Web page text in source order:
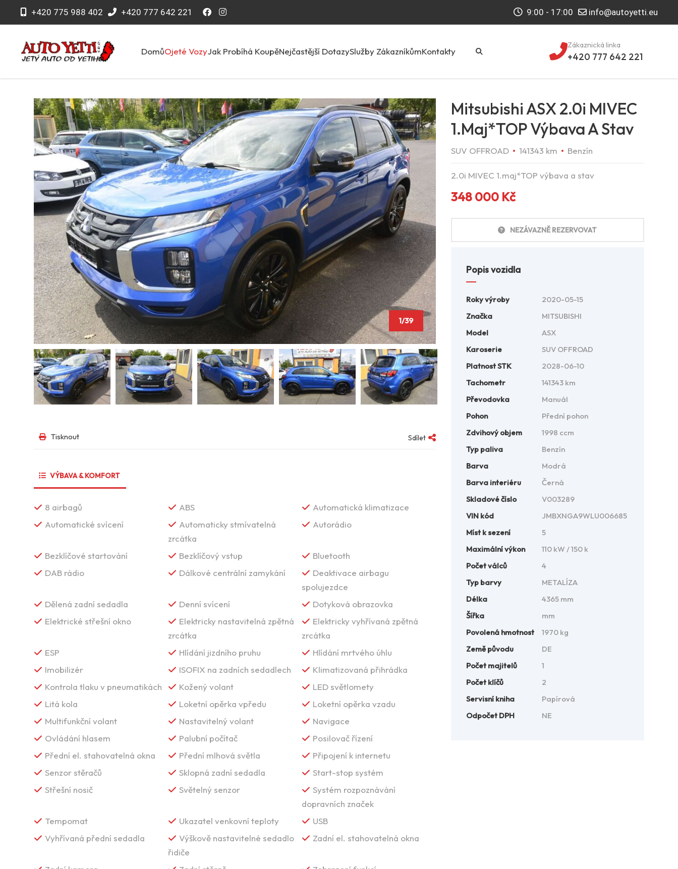
+420 775 988 402 +420 777 642 221 9:00 - 17:00 info@autoyetti.eu
DomůOjeté VozyJak Probíhá KoupěNejčastější DotazySlužby ZákazníkůmKontakty
Zákaznická linka
+420 777 642 221
1/39
Tisknout Sdílet
VÝBAVA & KOMFORT
8 airbagů ABS
Automatická klimatizace
Automatické svícení
Automaticky stmívatelná
zrcátka
Autorádio
Bezklíčové startování Bezklíčový vstup
Bluetooth
DAB rádio
Dálkové centrální zamykání
Deaktivace airbagu
spolujezdce
Dělená zadní sedadla
Denní svícení
Dotyková obrazovka
Elektrické střešní okno
Elektricky nastavitelná zpětná
zrcátka
Elektricky vyhřívaná zpětná
zrcátka
ESP
Hlídání jizdního pruhu
Hlídání mrtvého úhlu
Imobilizér
ISOFIX na zadních sedadlech
Klimatizovaná přihrádka
Kontrola tlaku v pneumatikách
Kožený volant
LED světlomety
Litá kola
Loketní opěrka vpředu
Loketní opěrka vzadu
Multifunkční volant
Nastavitelný volant
Navigace
Ovládání hlasem
Palubní počítač
Posilovač řízení
Přední el. stahovatelná okna
Přední mlhová světla
Připojení k internetu
Senzor stěračů
Sklopná zadní sedadla
Start-stop systém
Střešní nosič
Světelný senzor
Systém rozpoznávání
dopravních značek
Tempomat
Ukazatel venkovní teploty
USB
Vyhřívaná přední sedadla
Výškově nastavitelné sedadlo
řidiče
Zadní el. stahovatelná okna
Mitsubishi ASX 2.0i MIVEC
1.maj*TOP Výbava A Stav
SUV OFFROAD 141343 km Benzín
2.0i MIVEC 1.maj*TOP výbava a stav
348 000 Kč
NEZÁVAZNĚ REZERVOVAT
Popis vozidla
Roky výroby
2020-05-15
Značka
MITSUBISHI
Model
ASX
Karoserie
SUV OFFROAD
Platnost STK
2028-06-10
Tachometr
141343 km
Převodovka
Manuál
Pohon
Přední pohon
Zdvihový objem
1998 ccm
Typ paliva
Benzín
Barva
Modrá
Barva interiéru
Černá
Skladové číslo
V003289
VIN kód
JMBXNGA9WLU006685
Míst k sezení
5
Maximální výkon
110 kW / 150 k
Počet válců
4
Typ barvy
METALÍZA
Délka
4365 mm
Šířka
mm
Povolená hmotnost
1970 kg
Země původu
DE
Počet majitelů
1
Počet klíčů
2
Servisní kniha
Papírová
Odpočet DPH
NE